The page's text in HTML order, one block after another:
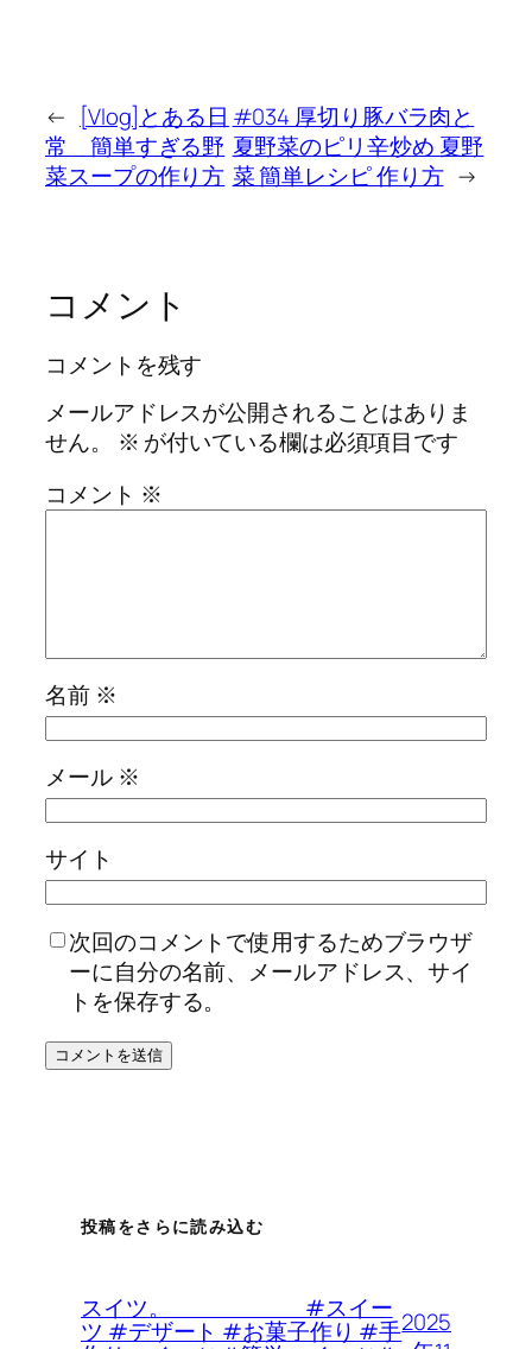
← [Vlog]とある日
常 簡単すぎる野
菜スープの作り方
#034 厚切り豚バラ肉と
夏野菜のピリ辛炒め 夏野
菜 簡単レシピ 作り方 →
コメント
コメントを残す
メールアドレスが公開されることはありま
せん。
※ が付いている欄は必須項目です
コメント ※
名前 ※
メール ※
サイト
次回のコメントで使用するためブラウザ
ーに自分の名前、メールアドレス、サイ
トを保存する。
投稿をさらに読み込む
スイツ。 #スイー
ツ #デザート #お菓子作り #手2025